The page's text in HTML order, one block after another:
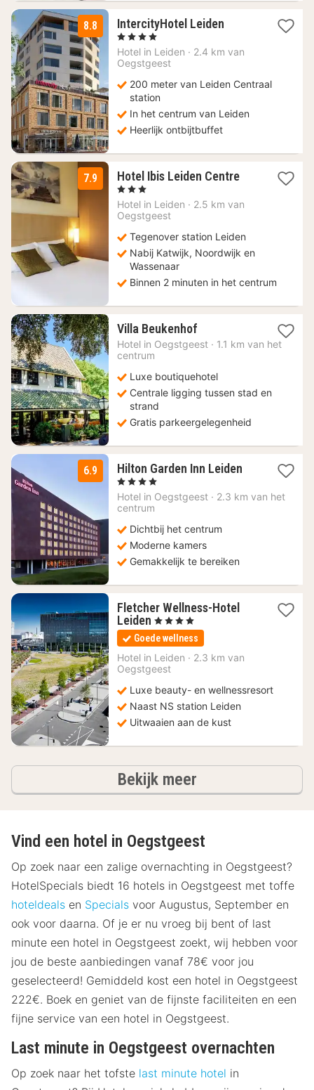
8.8 IntercityHotel Leiden1
vanaf
, 4 Sterren
Hotel in Leiden · 2.4 km van
Oegstgeest
200 meter van Leiden Centraal
station
In het centrum van Leiden
Heerlijk ontbijtbuffet
7.9 Hotel Ibis Leiden Centre1
vanaf
, 3 Sterren
Hotel in Leiden · 2.5 km van
Oegstgeest
Tegenover station Leiden
Nabij Katwijk, Noordwijk en
Wassenaar
Binnen 2 minuten in het centrum
Villa Beukenhof1
nacht
€
Hotel in Oegstgeest · 1.1 km van het
centrum
Luxe boutiquehotel
Centrale ligging tussen stad en
strand
Gratis parkeergelegenheid
6.9 Hilton Garden Inn Leiden1
vanaf
, 4 Sterren
Hotel in Oegstgeest · 2.3 km van het
centrum
Dichtbij het centrum
Moderne kamers
Gemakkelijk te bereiken
Fletcher Wellness-Hotel
Leiden 1
nacht
vanaf
94
€
, 4 Sterren
Goede wellness
Hotel in Leiden · 2.3 km van
Oegstgeest
Luxe beauty- en wellnessresort
Naast NS station Leiden
Uitwaaien aan de kust
Bekijk meerhotels
Vind een hotel in Oegstgeest
Op zoek naar een zalige overnachting in Oegstgeest?
HotelSpecials biedt 16 hotels in Oegstgeest met toffe
hoteldeals en Specials voor Augustus, September en
ook voor daarna. Of je er nu vroeg bij bent of last
minute een hotel in Oegstgeest zoekt, wij hebben voor
jou de beste aanbiedingen vanaf 78€ voor jou
geselecteerd! Gemiddeld kost een hotel in Oegstgeest
222€. Boek en geniet van de fijnste faciliteiten en een
fijne service van een hotel in Oegstgeest.
Last minute in Oegstgeest overnachten
Op zoek naar het tofste last minute hotel in